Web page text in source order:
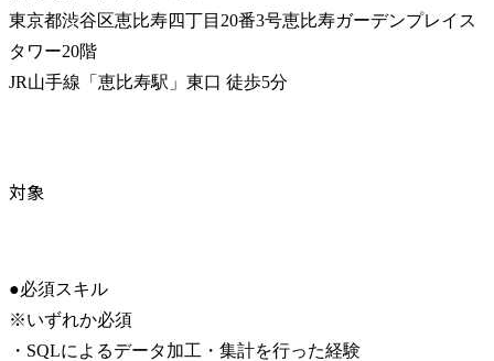
東京都渋谷区恵比寿四丁目20番3号恵比寿ガーデンプレイス
タワー20階
JR山手線「恵比寿駅」東口 徒歩5分
対象
●必須スキル
※いずれか必須
・SQLによるデータ加工・集計を行った経験